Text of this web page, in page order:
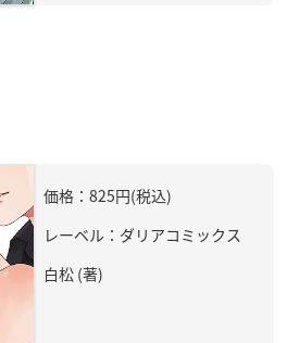
価格：825円(税込)
レーベル：ダリアコミックス
白松 (著)